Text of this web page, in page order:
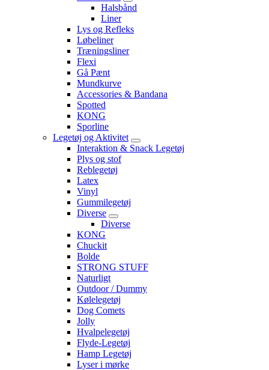
Halsbånd
Liner
Lys og Refleks
Løbeliner
Træningsliner
Flexi
Gå Pænt
Mundkurve
Accessories & Bandana
Spotted
KONG
Sporline
Legetøj og Aktivitet
Interaktion & Snack Legetøj
Plys og stof
Reblegetøj
Latex
Vinyl
Gummilegetøj
Diverse
Diverse
KONG
Chuckit
Bolde
STRONG STUFF
Naturligt
Outdoor / Dummy
Kølelegetøj
Dog Comets
Jolly
Hvalpelegetøj
Flyde-Legetøj
Hamp Legetøj
Lyser i mørke